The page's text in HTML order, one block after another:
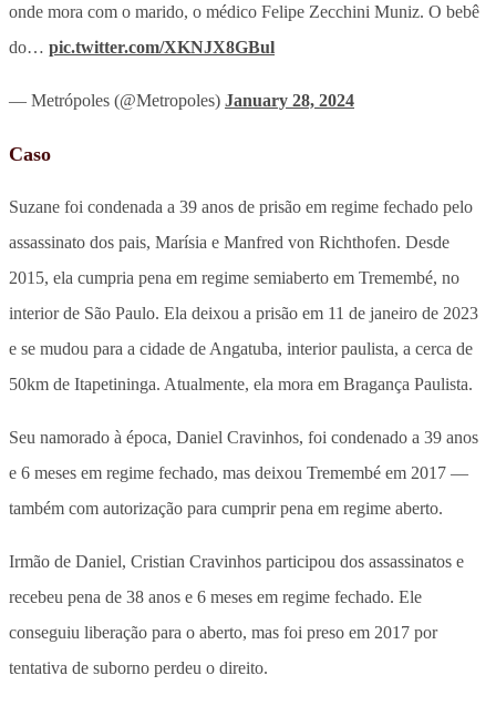
onde mora com o marido, o médico Felipe Zecchini Muniz. O bebê
do… pic.twitter.com/XKNJX8GBul
— Metrópoles (@Metropoles) January 28, 2024
Caso
Suzane foi condenada a 39 anos de prisão em regime fechado pelo
assassinato dos pais, Marísia e Manfred von Richthofen. Desde
2015, ela cumpria pena em regime semiaberto em Tremembé, no
interior de São Paulo. Ela deixou a prisão em 11 de janeiro de 2023
e se mudou para a cidade de Angatuba, interior paulista, a cerca de
50km de Itapetininga. Atualmente, ela mora em Bragança Paulista.
Seu namorado à época, Daniel Cravinhos, foi condenado a 39 anos
e 6 meses em regime fechado, mas deixou Tremembé em 2017 —
também com autorização para cumprir pena em regime aberto.
Irmão de Daniel, Cristian Cravinhos participou dos assassinatos e
recebeu pena de 38 anos e 6 meses em regime fechado. Ele
conseguiu liberação para o aberto, mas foi preso em 2017 por
tentativa de suborno perdeu o direito.